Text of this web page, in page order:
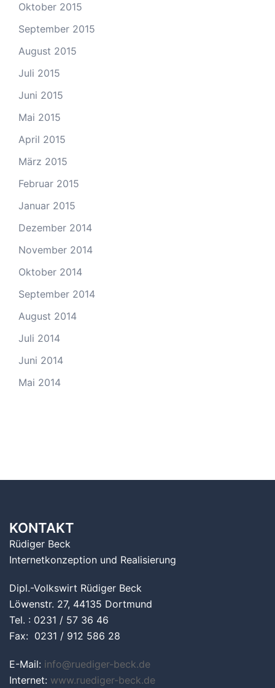
Oktober 2015
September 2015
August 2015
Juli 2015
Juni 2015
Mai 2015
April 2015
März 2015
Februar 2015
Januar 2015
Dezember 2014
November 2014
Oktober 2014
September 2014
August 2014
Juli 2014
Juni 2014
Mai 2014
KONTAKT
Rüdiger Beck
Internetkonzeption und Realisierung
Dipl.-Volkswirt Rüdiger Beck
Löwenstr. 27, 44135 Dortmund
Tel. : 0231 / 57 36 46
Fax: 0231 / 912 586 28
E-Mail: info@ruediger-beck.de
Internet: www.ruediger-beck.de